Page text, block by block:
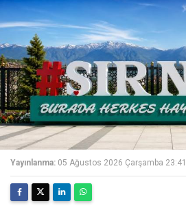
Yayınlanma: 05 Ağustos 2026 Çarşamba 23:41